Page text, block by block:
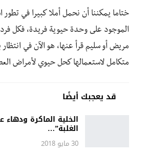
ختاما يمكننا أن نحمل أملا كبيرا في تطور
الموجود على وحدة حيوية فريدة، فكل
مريض أو سليم قرأ عنها، هو الآن في
متكامل لاستعمالها كحل حيوي لأمراض
قد يعجبك أيضًا
الخلية الماكرة
الغلبة”…
30 مايو 2018